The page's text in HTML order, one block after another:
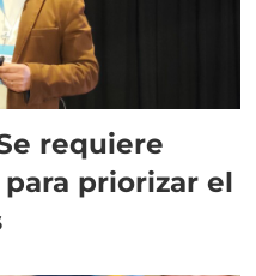
requiere
priorizar el